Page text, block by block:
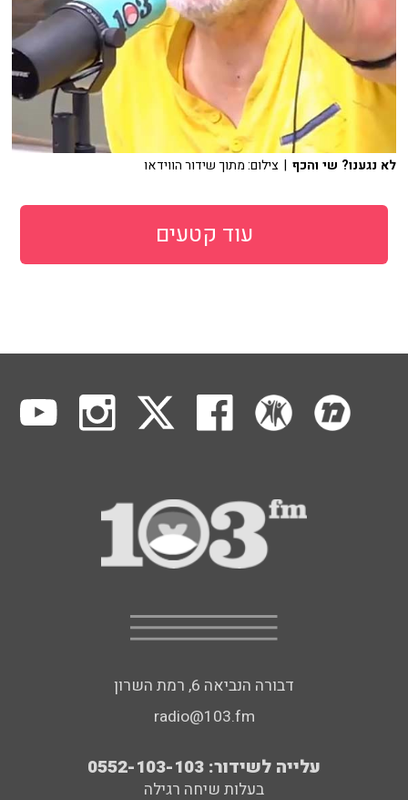
לא נגענו? שי והכף | צילום: מתוך שידור הווידאו
עוד קטעים
דבורה הנביאה 6, רמת השרון
radio@103.fm
עלייה לשידור: 0552-103-103
בעלות שיחה רגילה